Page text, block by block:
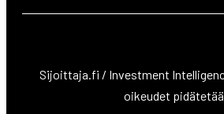
Sijoittaja.fi / Investment
oikeudet